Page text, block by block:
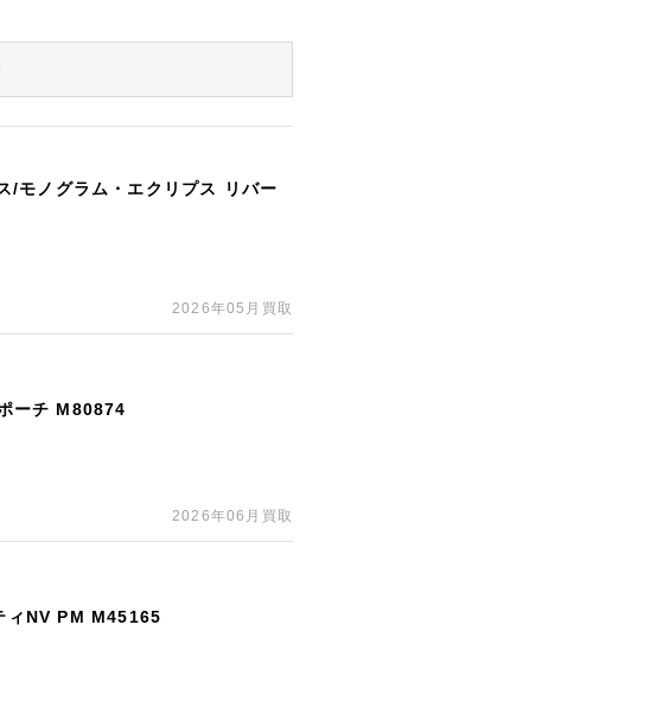
/モノグラム・エクリプス リバー
2026年05月買取
ーチ M80874
2026年06月買取
ィNV PM M45165